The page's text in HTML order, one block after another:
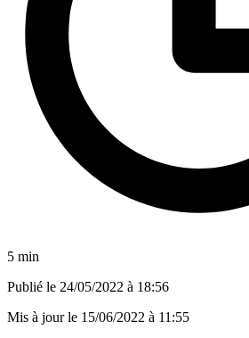
5 min
Publié le 24/05/2022 à 18:56
Mis à jour le 15/06/2022 à 11:55